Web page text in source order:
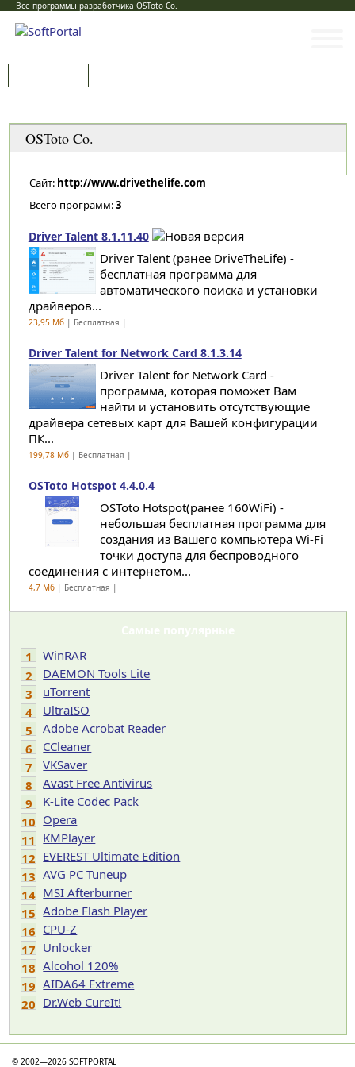
Все программы разработчика OSToto Co.
OSToto Co.
Сайт: http://www.drivethelife.com
Всего программ:3
Driver Talent 8.1.11.40
Driver Talent (ранее DriveTheLife) -
бесплатная программа для
автоматического поиска и установки
драйверов...
23,95 Мб| Бесплатная |
Driver Talent for Network Card 8.1.3.14
Driver Talent for Network Card -
программа, которая поможет Вам
найти и установить отсутствующие
драйвера сетевых карт для Вашей конфигурации
ПК...
199,78 Мб| Бесплатная |
OSToto Hotspot 4.4.0.4
OSToto Hotspot(ранее 160WiFi) -
небольшая бесплатная программа для
создания из Вашего компьютера Wi-Fi
точки доступа для беспроводного
соединения с интернетом...
4,7 Мб| Бесплатная |
Самые популярные
1
WinRAR
2
DAEMON Tools Lite
3
uTorrent
4
UltraISO
5
Adobe Acrobat Reader
6
CCleaner
7
VKSaver
8
Avast Free Antivirus
9
K-Lite Codec Pack
10 Opera
11 KMPlayer
12 EVEREST Ultimate Edition
13 AVG PC Tuneup
14 MSI Afterburner
15 Adobe Flash Player
16 CPU-Z
17 Unlocker
18 Alcohol 120%
19 AIDA64 Extreme
20 Dr.Web CureIt!
© 2002—2026 SOFTPORTAL